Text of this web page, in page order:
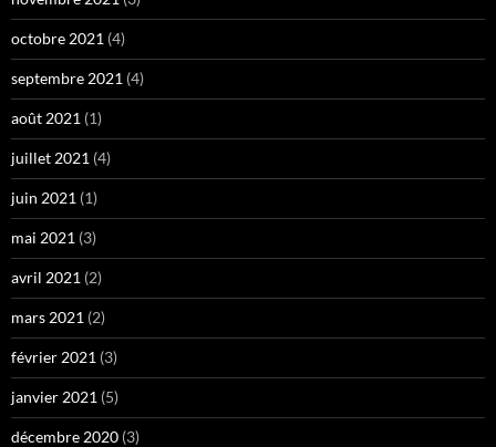
octobre 2021 (4)
septembre 2021 (4)
août 2021 (1)
juillet 2021 (4)
juin 2021 (1)
mai 2021 (3)
avril 2021 (2)
mars 2021 (2)
février 2021 (3)
janvier 2021 (5)
décembre 2020 (3)